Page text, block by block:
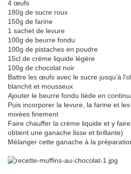
4 œufs
180g de sucre roux
150g de farine
1 sachet de levure
100g de beurre fondu
100g de pistaches en poudre
15cl de crème liquide légère
100g de chocolat noir
Battre les œufs avec le sucre jusqu’à
blanchit et mousseux
Ajouter le beurre fondu tiède en
Puis incorporer la levure, la farine et
mixées finement
Faire chauffer la crème liquide et y
obtient une ganache lisse et brillante)
Mélanger cette ganache à la